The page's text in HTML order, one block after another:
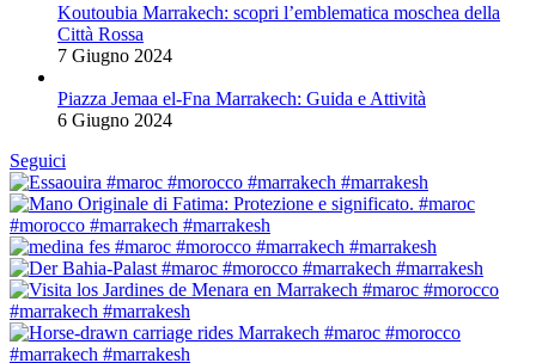
Koutoubia Marrakech: scopri l’emblematica moschea della
Città Rossa
7 Giugno 2024
Piazza Jemaa el-Fna Marrakech: Guida e Attività
6 Giugno 2024
Seguici